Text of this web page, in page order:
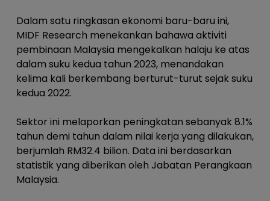
Dalam satu ringkasan ekonomi baru-baru ini,
MIDF Research menekankan bahawa aktiviti
pembinaan Malaysia mengekalkan halaju ke atas
dalam suku kedua tahun 2023, menandakan
kelima kali berkembang berturut-turut sejak suku
kedua 2022.
Sektor ini melaporkan peningkatan sebanyak 8.1%
tahun demi tahun dalam nilai kerja yang dilakukan,
berjumlah RM32.4 bilion. Data ini berdasarkan
statistik yang diberikan oleh Jabatan Perangkaan
Malaysia.